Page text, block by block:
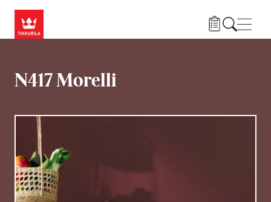
N417 Morelli